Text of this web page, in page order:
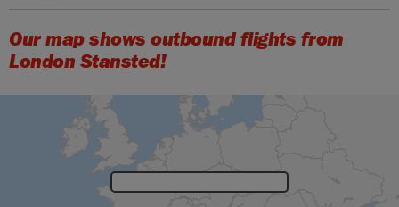
Our map shows outbound flights from
London Stansted!